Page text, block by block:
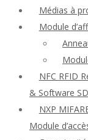
Médias à
Module
NFC RFID
& Software
NXP
Module